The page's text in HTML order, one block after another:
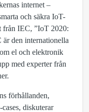
internet –
och säkra IoT-
från IEC, ”IoT 2020:
den internationella
el och elektronik
med experter från
förhållanden,
diskuterar